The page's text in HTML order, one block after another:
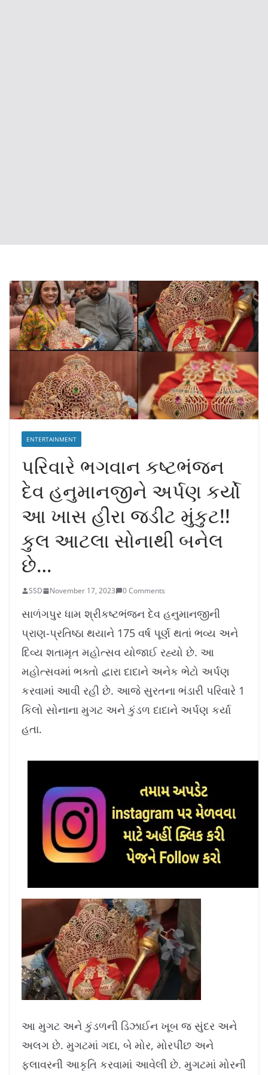
ENTERTAINMENT
પરિવારે ભગવાન કષ્ટભંજન
દેવ હનુમાનજીને અર્પણ કર્યો
આ ખાસ હીરા જડીટ મુંકુટ!!
કુલ આટલા સોનાથી બનેલ
છે…
SSD November 17, 2023 0 Comments
સાળંગપુર ધામ શ્રીકષ્ટભંજન દેવ હનુમાનજીની
પ્રાણ-પ્રતિષ્ઠા થયાને 175 વર્ષ પૂર્ણ થતાં ભવ્ય અને
દિવ્ય શતામૃત મહોત્સવ યોજાઈ રહ્યો છે. આ
મહોત્સવમાં ભક્તો દ્વારા દાદાને અનેક ભેટો અર્પણ
કરવામાં આવી રહી છે. આજે સુરતના ભંડારી પરિવારે 1
કિલો સોનાના મુગટ અને કુંડળ દાદાને અર્પણ કર્યા
હતા.
આ મુગટ અને કુંડળની ડિઝાઈન ખૂબ જ સુંદર અને
અલગ છે. મુગટમાં ગદા, બે મોર, મોરપીંછ અને
ફ્લાવરની આકૃતિ કરવામાં આવેલી છે. મુગટમાં મોરની